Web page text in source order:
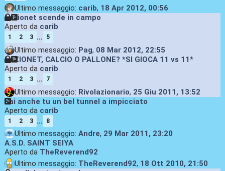
Ultimo messaggio: carib, 18 Apr 2012, 00:56
Lazionet scende in campo
Aperto da carib
1 2 3 ... 5
Ultimo messaggio: Pag, 08 Mar 2012, 22:55
LAZIONET, CALCIO O PALLONE? *SI GIOCA 11 vs 11*
Aperto da carib
1 2 3 ... 7
Ultimo messaggio: Rivolazionario, 25 Giu 2011, 13:52
Fai anche tu un bel tunnel a impicciato
Aperto da carib
1 2 3 ... 8
Ultimo messaggio: Andre, 29 Mar 2011, 23:20
A.S.D. SAINT SEIYA
Aperto da TheReverend92
Ultimo messaggio: TheReverend92, 18 Ott 2010, 21:50